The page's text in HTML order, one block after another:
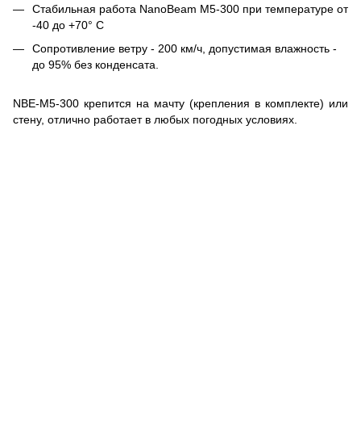
Стабильная работа NanoBeam M5-300 при температуре от
-40 до +70° C
Сопротивление ветру - 200 км/ч, допустимая влажность -
до 95% без конденсата.
NBE-M5-300 крепится на мачту (крепления в комплекте) или
стену, отлично работает в любых погодных условиях